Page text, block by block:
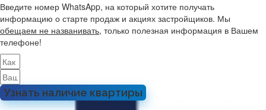
Введите номер WhatsApp, на который хотите получать
информацию о старте продаж и акциях застройщиков. Мы
обещаем не названивать, только полезная информация в Вашем
телефоне!
Узнать наличие квартиры